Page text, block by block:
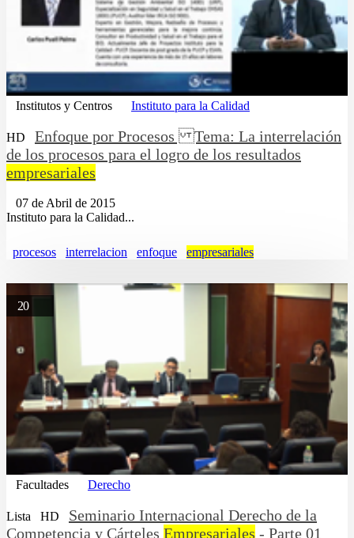
Institutos y Centros Instituto para la Calidad
HD
Enfoque por Procesos Tema: La interrelación
de los procesos para el logro de los resultados
empresariales
07 de Abril de 2015
Instituto para la Calidad...
procesos interrelacion enfoque empresariales
20
Facultades Derecho
Lista HD
Seminario Internacional Derecho de la
Competencia y Cárteles Empresariales - Parte 01